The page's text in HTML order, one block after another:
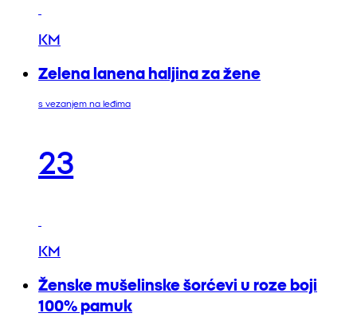
KM
Zelena lanena haljina za žene
s vezanjem na leđima
23
KM
Ženske mušelinske šorćevi u roze boji
100% pamuk